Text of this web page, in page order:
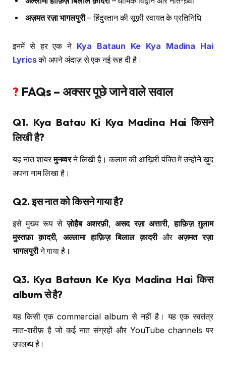
अज़मत रज़ा भागलपुरी– हिंदुस्तान की सूफ़ी रवायत के प्रतिनिधि
इनमें से हर एक ने Kya Bataun Ke Kya Madina Hai
Lyricsको अपने अंदाज़ से एक नई रूह दी है।
? FAQs – अक्सर पूछे जाने वाले सवाल
Q1. Kya Batau Ki Kya Madina Hai किसने
लिखी है?
यह नात शायरमुनव्वरने लिखी है। कलाम की आख़िरी पंक्ति में उन्होंने ख़ुद
अपना नाम लिखा है।
Q2. इस नात को किसने गाया है?
इसे मुख्य रूप सेज़ोहैब अशरफ़ी, असद रज़ा अत्तारी,हाफ़िज़ ग़ुलाम
मुस्तफ़ा क़ादरी,अल्लामा हाफ़िज़ बिलाल क़ादरीऔरअज़मत रज़ा
भागलपुरीने गाया है।
Q3. Kya Bataun Ke Kya Madina Hai किस
album से है?
यह किसी एक commercial album से नहीं है। यह एक स्वतंत्र
नात-शरीफ़ है जो कई नात संग्रहों और YouTube channels पर
उपलब्ध है।